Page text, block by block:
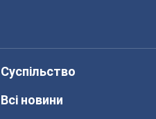
Суспільство
Всі новини